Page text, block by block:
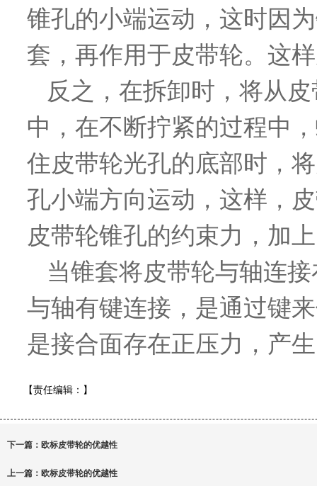
锥孔的小端运动，这时因
套，再作用于皮带轮。这
反之，在拆卸时，将从
中，在不断拧紧的过程中
住皮带轮光孔的底部时，
孔小端方向运动，这样，
皮带轮锥孔的约束力，加
当锥套将皮带轮与轴连
与轴有键连接，是通过键
是接合面存在正压力，产
【责任编辑： 】
下一篇： 欧标皮带轮的优越性
上一篇： 欧标皮带轮的优越性